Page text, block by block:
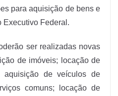
para aquisição de bens e
Executivo Federal.
ser realizadas novas
de imóveis; locação de
aquisição de veículos de
comuns; locação de